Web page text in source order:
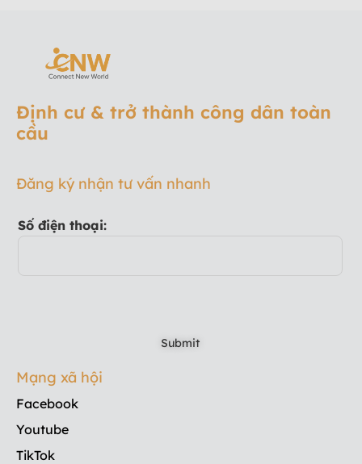
Định cư & trở thành công dân toàn
cầu
Đăng ký nhận tư vấn nhanh
Số điện thoại:
Mạng xã hội
Facebook
Youtube
TikTok